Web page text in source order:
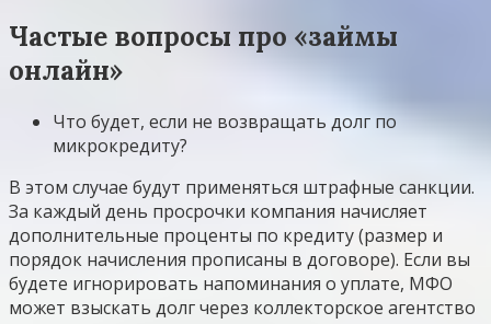
Частые вопросы про «займы
онлайн»
Что будет, если не возвращать долг по
микрокредиту?
В этом случае будут применяться штрафные санкции.
За каждый день просрочки компания начисляет
дополнительные проценты по кредиту (размер и
порядок начисления прописаны в договоре). Если вы
будете игнорировать напоминания о уплате, МФО
может взыскать долг через коллекторское агентство